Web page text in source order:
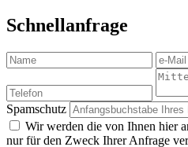
Schnellanfrage
Name
e-
Mail
Spamschutz
Wir werden die von Ihnen hier
nur für den Zweck Ihrer Anfrage